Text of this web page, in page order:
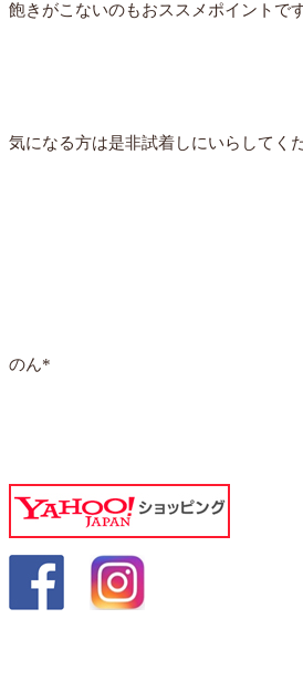
飽きがこないのもおススメポイントで
気になる方は是非試着しにいらしてく
のん*